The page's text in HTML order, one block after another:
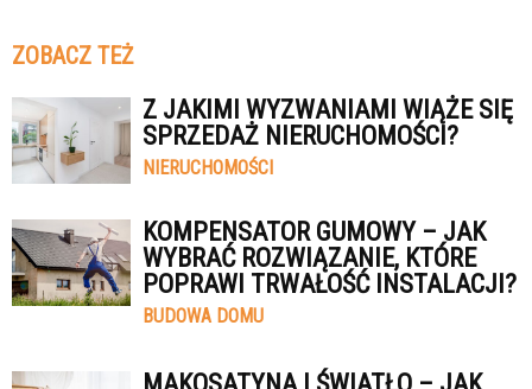
ZOBACZ TEŻ
Z JAKIMI WYZWANIAMI WIĄŻE SIĘ
SPRZEDAŻ NIERUCHOMOŚCI?
NIERUCHOMOŚCI
KOMPENSATOR GUMOWY – JAK
WYBRAĆ ROZWIĄZANIE, KTÓRE
POPRAWI TRWAŁOŚĆ INSTALACJI?
BUDOWA DOMU